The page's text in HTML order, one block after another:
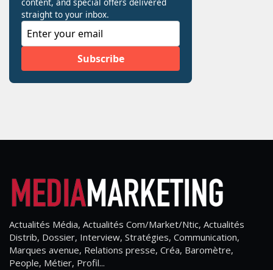
Actualités Média, Actualités Com/Market/Ntic, Actualités
Distrib, Dossier, Interview, Stratégies, Communication,
Marques avenue, Relations presse, Créa, Baromètre,
People, Métier, Profil...